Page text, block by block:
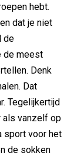
hebt.
dat je niet
de
de meest
Denk
Dat
Tegelijkertijd
als vanzelf op
sport voor het
de sokken